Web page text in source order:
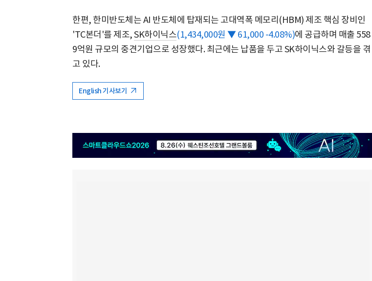
한편, 한미반도체는 AI 반도체에 탑재되는 고대역폭 메모리(HBM) 제조 핵심 장비인
'TC본더'를 제조,SK하이닉스(1,434,000원 ▼ 61,000 -4.08%)에 공급하며 매출 558
9억원 규모의 중견기업으로 성장했다. 최근에는 납품을 두고 SK하이닉스와 갈등을 겪
고 있다.
English 기사보기